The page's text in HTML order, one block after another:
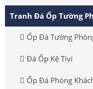
Tranh Đá Ốp Tường
Ốp Đá Tường
Đá Ốp Kệ Tivi
Ốp Đá Phòng